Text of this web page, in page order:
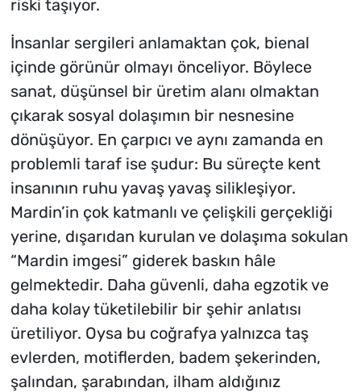
riski taşıyor.
İnsanlar sergileri anlamaktan çok, bienal
içinde görünür olmayı önceliyor. Böylece
sanat, düşünsel bir üretim alanı olmaktan
çıkarak sosyal dolaşımın bir nesnesine
dönüşüyor. En çarpıcı ve aynı zamanda en
problemli taraf ise şudur: Bu süreçte kent
insanının ruhu yavaş yavaş silikleşiyor.
Mardin’in çok katmanlı ve çelişkili gerçekliği
yerine, dışarıdan kurulan ve dolaşıma sokulan
“Mardin imgesi” giderek baskın hâle
gelmektedir. Daha güvenli, daha egzotik ve
daha kolay tüketilebilir bir şehir anlatısı
üretiliyor. Oysa bu coğrafya yalnızca taş
evlerden, motiflerden, badem şekerinden,
şalından, şarabından, ilham aldığınız